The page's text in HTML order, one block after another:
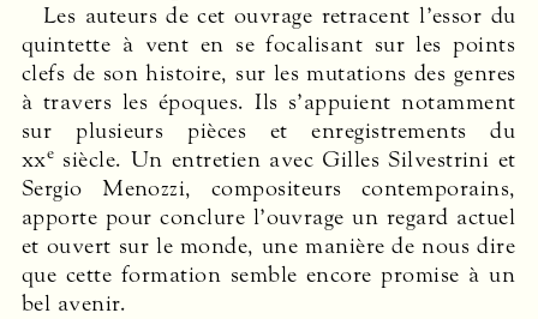
Les auteurs de cet ouvrage retracent l’essor du
quintette à vent en se focalisant sur les points
clefs de son histoire, sur les mutations des genres
à travers les époques. Ils s’appuient notamment
sur plusieurs pièces et enregistrements du
xxe siècle. Un entretien avec Gilles Silvestrini et
Sergio Menozzi, compositeurs contemporains,
apporte pour conclure l’ouvrage un regard actuel
et ouvert sur le monde, une manière de nous dire
que cette formation semble encore promise à un
bel avenir.